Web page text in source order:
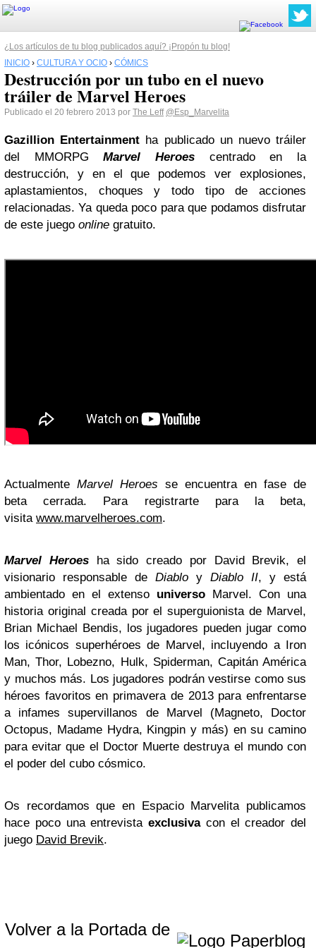
¿Los artículos de tu blog publicados aquí? ¡Propón tu blog!
INICIO › CULTURA Y OCIO › CÓMICS
Destrucción por un tubo en el nuevo
tráiler de Marvel Heroes
Publicado el 20 febrero 2013 por The Leff @Esp_Marvelita
Gazillion Entertainment ha publicado un nuevo tráiler
del MMORPGMarvel Heroes centrado en la
destrucción, y en el que podemos ver explosiones,
aplastamientos, choques y todo tipo de acciones
relacionadas. Ya queda poco para que podamos disfrutar
de este juego online gratuito.
Actualmente Marvel Heroes se encuentra en fase de
beta cerrada. Para registrarte para la beta,
visita www.marvelheroes.com.
Marvel Heroesha sido creado por David Brevik, el
visionario responsable de Diablo y Diablo II, y está
ambientado en el extenso universo Marvel. Con una
historia original creada por el superguionista de Marvel,
Brian Michael Bendis, los jugadores pueden jugar como
los icónicos superhéroes de Marvel, incluyendo a Iron
Man, Thor, Lobezno, Hulk, Spiderman, Capitán América
y muchos más. Los jugadores podrán vestirse como sus
héroes favoritos en primavera de 2013 para enfrentarse
a infames supervillanos de Marvel (Magneto, Doctor
Octopus, Madame Hydra, Kingpin y más) en su camino
para evitar que el Doctor Muerte destruya el mundo con
el poder del cubo cósmico.
Os recordamos que en Espacio Marvelita publicamos
hace poco una entrevista exclusivacon el creador del
juego David Brevik.
Volver a la Portada de